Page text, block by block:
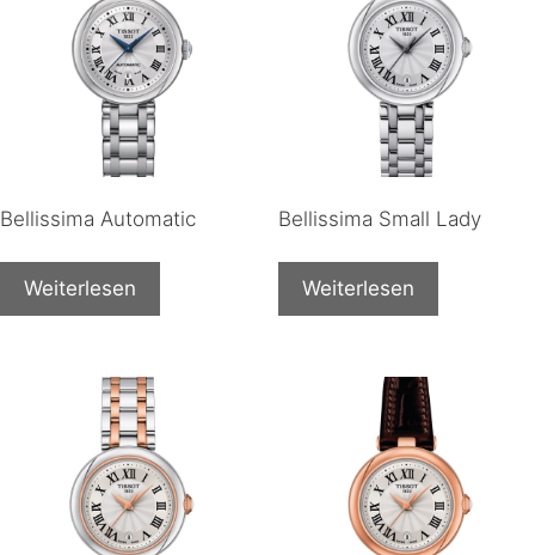
Bellissima Automatic
Weiterlesen
Bellissima Small Lady
Weiterlesen